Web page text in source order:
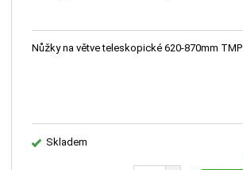
Nůžky na větve teleskopické 620-870mm TMP
Skladem